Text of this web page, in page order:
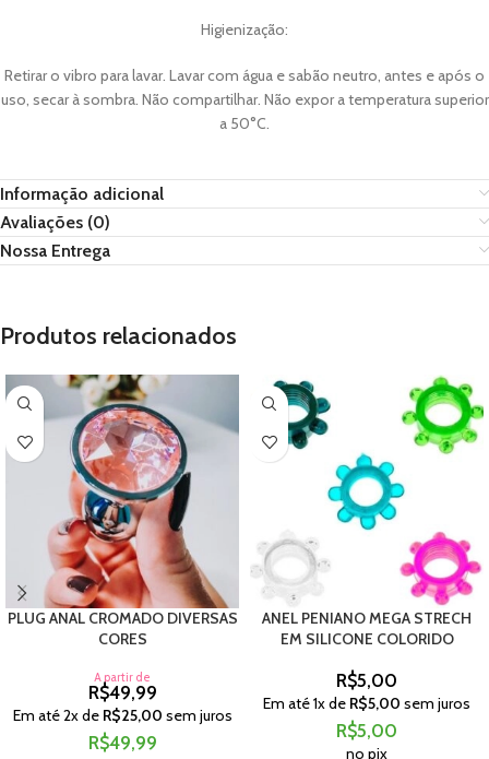
Higienização:
Retirar o vibro para lavar. Lavar com água e sabão neutro, antes e após o
uso, secar à sombra. Não compartilhar. Não expor a temperatura superior
a 50°C.
Informação adicional
Avaliações (0)
Nossa Entrega
Produtos relacionados
PLUG ANAL CROMADO DIVERSAS
CORES
A partir de
R$49,99
Em até2x de R$25,00 sem juros
R$49,99
ANEL PENIANO MEGA STRECH
EM SILICONE COLORIDO
R$5,00
Em até1x de R$5,00 sem juros
R$5,00
no pix